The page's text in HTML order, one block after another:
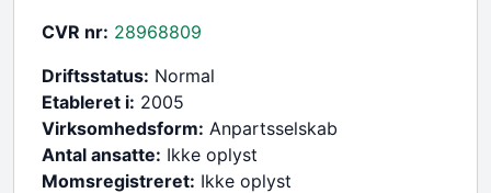
CVR nr: 28968809
Driftsstatus: Normal
Etableret i: 2005
Virksomhedsform: Anpartsselskab
Antal ansatte: Ikke oplyst
Momsregistreret: Ikke oplyst